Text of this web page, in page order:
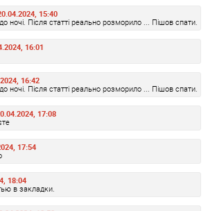
15:40
ночі. Після статті реально розморило ... Пішов спати.
16:01
16:42
ночі. Після статті реально розморило ... Пішов спати.
17:08
17:54
18:04
в закладки.